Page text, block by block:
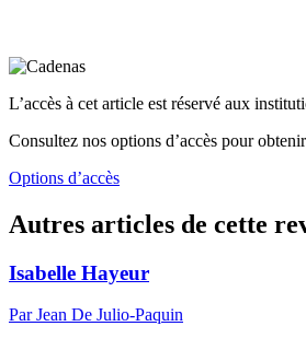
L’accès à cet article est réservé aux
Consultez nos options d’accès pour
Options d’accès
Autres articles de cette
Isabelle Hayeur
Par Jean De Julio-Paquin